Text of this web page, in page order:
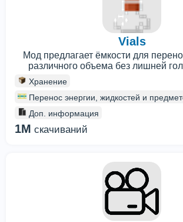
Vials
Мод предлагает ёмкости для
различного объема без лишней
Хранение
Перенос энергии, жидкостей и
Доп. информация
1M скачиваний